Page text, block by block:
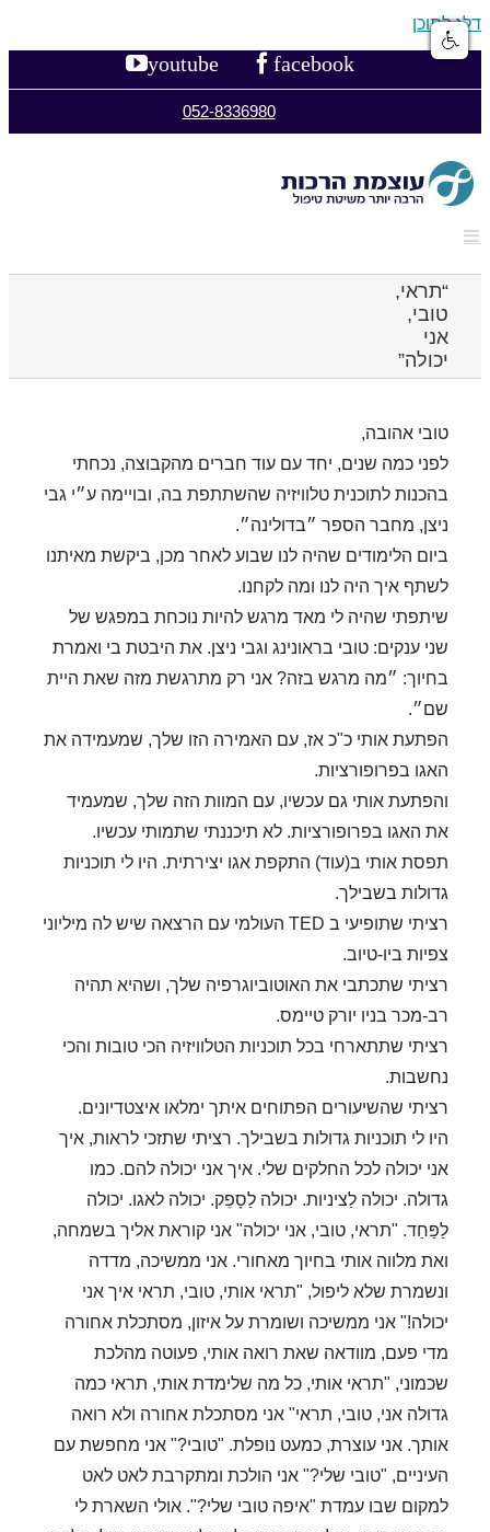
דלג לתוכן
facebook
youtube
052-8336980
“תראי,
טובי,
אני
יכולה”
טובי אהובה,
לפני כמה שנים, יחד עם עוד חברים מהקבוצה, נכחתי
בהכנות לתוכנית טלוויזיה שהשתתפת בה, ובויימה ע״י גבי
ניצן, מחבר הספר ״בדולינה״.
ביום הלימודים שהיה לנו שבוע לאחר מכן, ביקשת מאיתנו
לשתף איך היה לנו ומה לקחנו.
שיתפתי שהיה לי מאד מרגש להיות נוכחת במפגש של
שני ענקים: טובי בראונינג וגבי ניצן. את היבטת בי ואמרת
בחיוך: ״מה מרגש בזה? אני רק מתרגשת מזה שאת היית
שם״.
הפתעת אותי כ"כ אז, עם האמירה הזו שלך, שמעמידה את
האגו בפרופורציות.
והפתעת אותי גם עכשיו, עם המוות הזה שלך, שמעמיד
את האגו בפרופורציות. לא תיכננתי שתמותי עכשיו.
תפסת אותי ב(עוד) התקפת אגו יצירתית. היו לי תוכניות
גדולות בשבילך.
רציתי שתופיעי ב TED העולמי עם הרצאה שיש לה מיליוני
צפיות ביו-טיוב.
רציתי שתכתבי את האוטוביוגרפיה שלך, ושהיא תהיה
רב-מכר בניו יורק טיימס.
רציתי שתתארחי בכל תוכניות הטלוויזיה הכי טובות והכי
נחשבות.
רציתי שהשיעורים הפתוחים איתך ימלאו איצטדיונים.
היו לי תוכניות גדולות בשבילך. רציתי שתזכי לראות, איך
אני יכולה לכל החלקים שלי. איך אני יכולה להם. כמו
גדולה. יכולה לַציניות. יכולה לַסָפֵק. יכולה לאגו. יכולה
לַפַּחַד. "תראי, טובי, אני יכולה" אני קוראת אליך בשמחה,
ואת מלווה אותי בחיוך מאחורי. אני ממשיכה, מדדה
ונשמרת שלא ליפול, "תראי אותי, טובי, תראי איך אני
יכולה!" אני ממשיכה ושומרת על איזון, מסתכלת אחורה
מדי פעם, מוודאה שאת רואה אותי, פעוטה מהלכת
שכמוני, "תראי אותי, כל מה שלימדת אותי, תראי כמה
גדולה אני, טובי, תראי" אני מסתכלת אחורה ולא רואה
אותך. אני עוצרת, כמעט נופלת. "טובי?" אני מחפשת עם
העיניים, "טובי שלי?" אני הולכת ומתקרבת לאט לאט
למקום שבו עמדת "איפה טובי שלי?". אולי השארת לי